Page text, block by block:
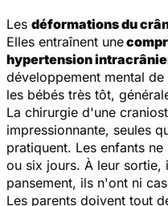
Les déformations du
Elles entraînent une
hypertension
développement mental
les bébés très tôt,
La chirurgie d'une
impressionnante, seules
pratiquent. Les enfants
ou six jours. À leur sortie,
pansement, ils n'ont ni
Les parents doivent tout